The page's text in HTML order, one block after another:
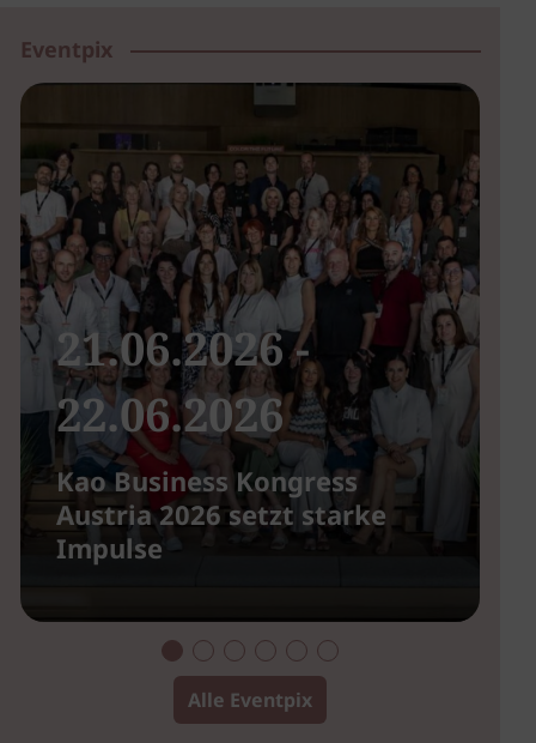
Eventpix
21.06.2026 -
22.06.2026
Kao Business Kongress
Austria 2026 setzt starke
Impulse
Alle Eventpix